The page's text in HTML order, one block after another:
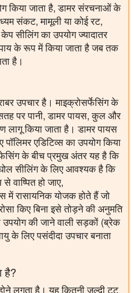
किया जाता है, डामर संरचनाओं के
संकट, मामूली या कोई रट,
सीलिंग का उपयोग ज्यादातर
के रूप में किया जाता है जब तक
है।
उपचार है। माइक्रोसर्फेसिंग के
पर पानी, डामर पायस, कुल और
किया जाता है। डामर पायस
एडिटिव्स का उपयोग किया
के बीच प्रमुख अंतर यह है कि
सीलिंग के लिए आवश्यक है कि
वाष्पित हो जाए,
में रासायनिक योजक होते हैं जो
किए बिना इसे तोड़ने की अनुमति
की जाने वाली सड़कों (ब्रेक
लिए पसंदीदा उपचार बनाता
है?
लगता है। यह कितनी जल्दी टूट